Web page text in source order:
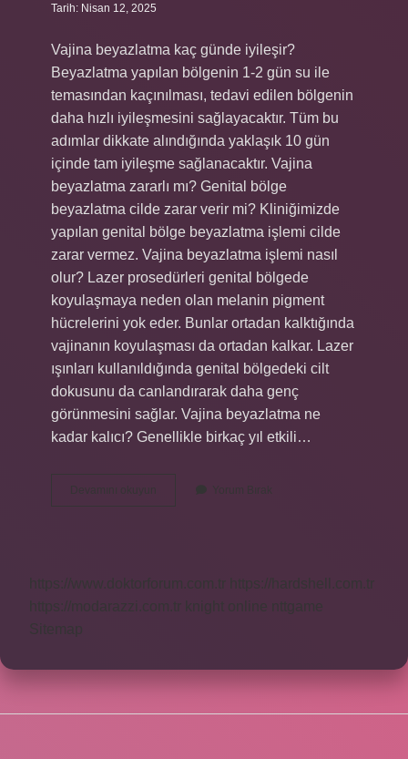
Tarih: Nisan 12, 2025
Vajina beyazlatma kaç günde iyileşir?
Beyazlatma yapılan bölgenin 1-2 gün su ile
temasından kaçınılması, tedavi edilen bölgenin
daha hızlı iyileşmesini sağlayacaktır. Tüm bu
adımlar dikkate alındığında yaklaşık 10 gün
içinde tam iyileşme sağlanacaktır. Vajina
beyazlatma zararlı mı? Genital bölge
beyazlatma cilde zarar verir mi? Kliniğimizde
yapılan genital bölge beyazlatma işlemi cilde
zarar vermez. Vajina beyazlatma işlemi nasıl
olur? Lazer prosedürleri genital bölgede
koyulaşmaya neden olan melanin pigment
hücrelerini yok eder. Bunlar ortadan kalktığında
vajinanın koyulaşması da ortadan kalkar. Lazer
ışınları kullanıldığında genital bölgedeki cilt
dokusunu da canlandırarak daha genç
görünmesini sağlar. Vajina beyazlatma ne
kadar kalıcı? Genellikle birkaç yıl etkili…
Devamını okuyun
Beyazlatma
Yorum Bırak
https://www.doktorforum.com.tr
https://hardshell.com.tr
https://modarazzi.com.tr
knight online
nttgame
Sitemap